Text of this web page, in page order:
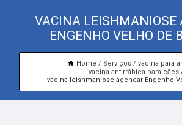
VACINA LEISHMANIOSE
ENGENHO VELHO DE
Home Serviços
vacina para
vacina antirrábica para cães
vacina leishmaniose agendar Engenho